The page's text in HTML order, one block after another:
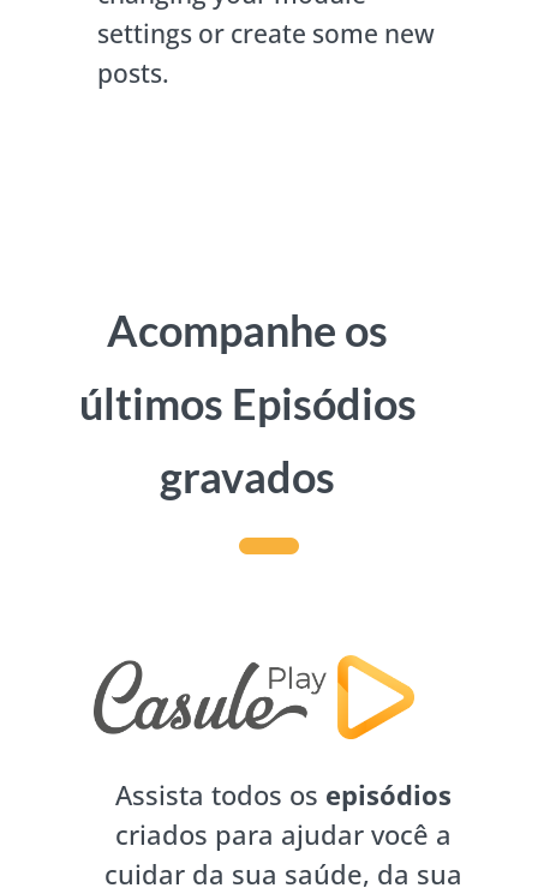
settings or create some new
posts.
Acompanhe os
últimos Episódios
gravados
Assista todos os episódios
criados para ajudar você a
cuidar da sua saúde, da sua